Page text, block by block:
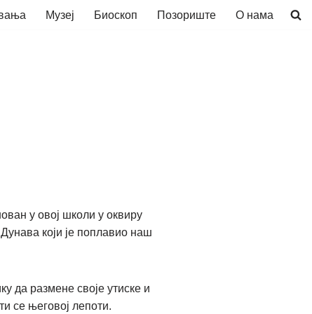
Музеј Биоскоп Позориште О нама
у овој школи у оквиру
који је поплавио наш
да размене своје утиске и
се његовој лепоти.